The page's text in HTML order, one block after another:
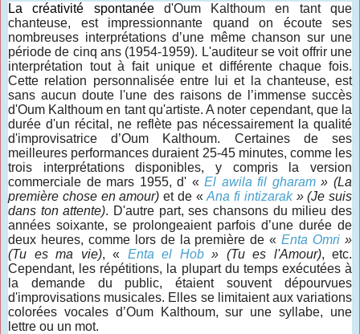
La créativité spontanée d'Oum Kalthoum en tant que
chanteuse, est impressionnante quand on écoute ses
nombreuses interprétations d’une même chanson sur une
période de cinq ans (1954-1959). L'auditeur se voit offrir une
interprétation tout à fait unique et différente chaque fois.
Cette relation personnalisée entre lui et la chanteuse, est
sans aucun doute l'une des raisons de l’immense succès
d'Oum Kalthoum en tant qu'artiste. A noter cependant, que la
durée d'un récital, ne reflète pas nécessairement la qualité
d'improvisatrice d’Oum Kalthoum. Certaines de ses
meilleures performances duraient 25-45 minutes, comme les
trois interprétations disponibles, y compris la version
commerciale de mars 1955, d' «El awila fil gharam» (La
première chose en amour) et de «Ana fi intizarak» (Je suis
dans ton attente). D'autre part, ses chansons du milieu des
années soixante, se prolongeaient parfois d’une durée de
deux heures, comme lors de la première de «Enta Omri »
(Tu es ma vie), « Enta el Hob» (Tu es l'Amour), etc.
Cependant, les répétitions, la plupart du temps exécutées à
la demande du public, étaient souvent dépourvues
d'improvisations musicales. Elles se limitaient aux variations
colorées vocales d’Oum Kalthoum, sur une syllabe, une
lettre ou un mot.